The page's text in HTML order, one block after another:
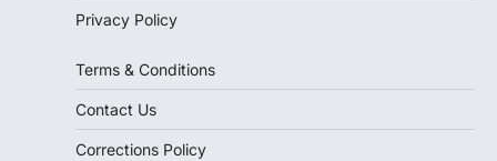
Privacy Policy
Terms & Conditions
Contact Us
Corrections Policy